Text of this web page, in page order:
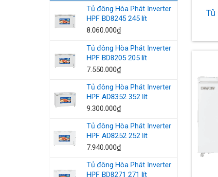
Tủ đông Hòa Phát Inverter
HPF BD8245 245 lít
8.060.000₫
Tủ đông Hòa Phát Inverter
HPF BD8205 205 lít
7.550.000₫
Tủ đông Hòa Phát Inverter
HPF AD8352 352 lít
9.300.000₫
Tủ đông Hòa Phát Inverter
HPF AD8252 252 lít
7.940.000₫
Tủ đông Hòa Phát Inverter
HPF BD8271 271 lít